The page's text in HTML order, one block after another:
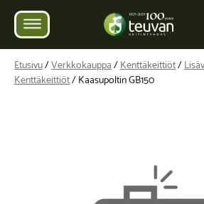
Etusivu/Verkkokauppa/Kenttäkeittiöt/
Kenttäkeittiöt/ Kaasupoltin GB150